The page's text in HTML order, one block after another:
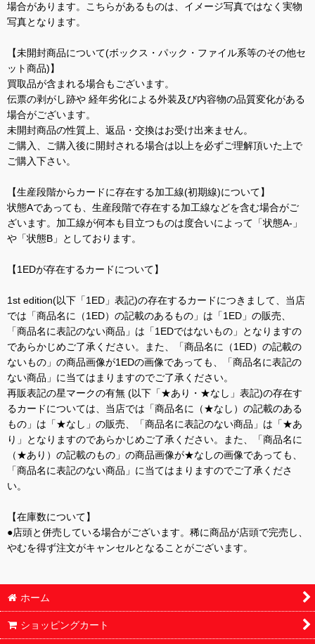
場合があります。こちらがあるものは、イメージ写真ではなく実物
写真となります。
【未開封商品について(ボックス・パック・ファイル系等のその他セ
ット商品)】
買取品が含まれる場合もございます。
伝票の剥がし跡や 経年劣化による外装及び内容物の品質変化がある
場合がございます。
未開封商品の性質上、返品・交換はお受け出来ません。
ご購入、ご購入後に開封される場合は以上を必ずご理解頂いた上で
ご購入下さい。
【生産段階からカードに存在する加工線(初期線)について】
状態Aであっても、生産段階で存在する加工線などを含む場合がご
ざいます。加工線が何本も目立つものは度合いによって「状態A-」
や「状態B」としております。
【1EDが存在するカードについて】
1st edition(以下「1ED」表記)の存在するカードにつきまして、当店
では「商品名に（1ED）の記載のあるもの」は「1ED」の販売、
「商品名に表記のない商品」は「1EDではないもの」となりますの
であらかじめご了承ください。また、「商品名に（1ED）の記載の
ないもの」の商品画像が1EDの画像であっても、「商品名に表記の
ない商品」に当てはまりますのでご了承ください。
再販表記の星マークの有無 (以下「★あり・★なし」表記)の存在す
るカードについては、当店では「商品名に（★なし）の記載のある
もの」は「★なし」の販売、「商品名に表記のない商品」は「★あ
り」となりますのであらかじめご了承ください。また、「商品名に
（★あり）の記載のもの」の商品画像が★なしの画像であっても、
「商品名に表記のない商品」に当てはまりますのでご了承くださ
い。
【在庫数について】
●店頭と併売している場合がございます。稀に商品が店頭で完売し、
やむを得ず注文がキャンセルとなることがございます。
ホーム
ショッピングカート